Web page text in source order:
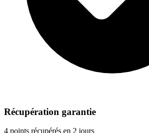
Récupération garantie
4 points récupérés en 2 jours